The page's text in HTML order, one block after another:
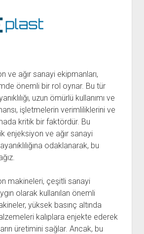
Şifresiz Tiktok Takipçi Hilesi
ve ağır sanayi ekipmanları,
önemli bir rol oynar. Bu tür
uzun ömürlü kullanımı ve
işletmelerin verimliliklerini ve
kritik bir faktördür. Bu
enjeksiyon ve ağır sanayi
odaklanarak, bu
makineleri, çeşitli sanayi
olarak kullanılan önemli
yüksek basınç altında
kalıplara enjekte ederek
üretimini sağlar. Ancak, bu